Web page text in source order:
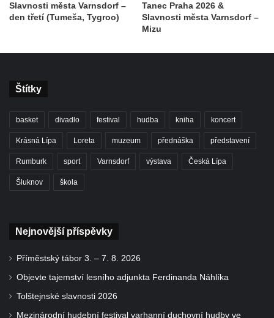
Slavnosti města Varnsdorf –
den třetí (Tumeša, Tygroo)
Tanec Praha 2026 &
Slavnosti města Varnsdorf –
Mizu
Štítky
basket divadlo festival hudba kniha koncert
Krásná Lípa Loreta muzeum přednáška představení
Rumburk sport Varnsdorf výstava Česká Lípa
Šluknov škola
Nejnovější příspěvky
Příměstský tábor 3. – 7. 8. 2026
Objevte tajemství lesního adjunkta Ferdinanda Náhlíka
Tolštejnské slavnosti 2026
Mezinárodní hudební festival varhanní duchovní hudby ve